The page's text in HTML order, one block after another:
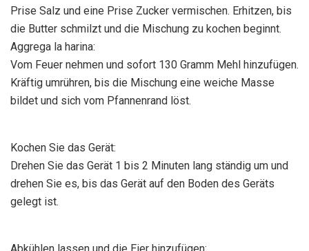
Prise Salz und eine Prise Zucker vermischen. Erhitzen, bis
die Butter schmilzt und die Mischung zu kochen beginnt.
Aggrega la harina:
Vom Feuer nehmen und sofort 130 Gramm Mehl hinzufügen.
Kräftig umrühren, bis die Mischung eine weiche Masse
bildet und sich vom Pfannenrand löst.
Kochen Sie das Gerät:
Drehen Sie das Gerät 1 bis 2 Minuten lang ständig um und
drehen Sie es, bis das Gerät auf den Boden des Geräts
gelegt ist.